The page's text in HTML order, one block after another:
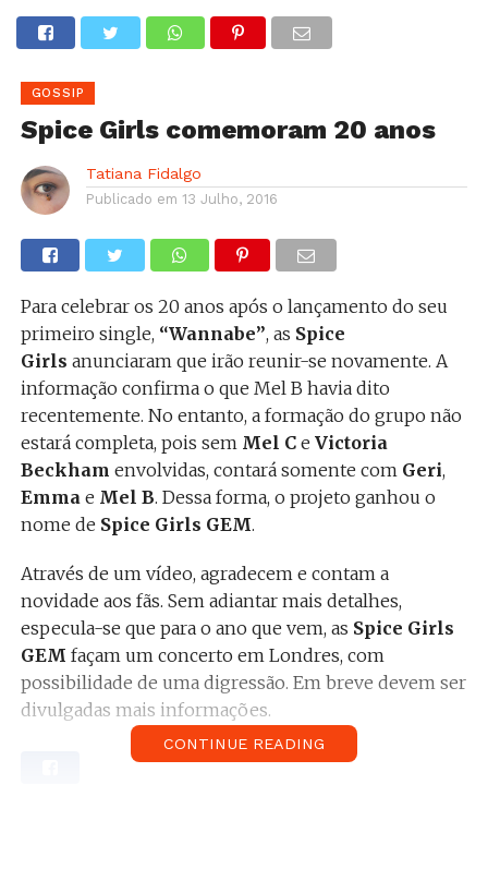
GOSSIP
Spice Girls comemoram 20 anos
Tatiana Fidalgo
Publicado em 13 Julho, 2016
Para celebrar os 20 anos após o lançamento do seu
primeiro single, “Wannabe”, as Spice
Girls anunciaram que irão reunir-se novamente. A
informação confirma o que Mel B havia dito
recentemente. No entanto, a formação do grupo não
estará completa, pois sem Mel Ce Victoria
Beckham envolvidas, contará somente com Geri,
Emmae Mel B. Dessa forma, o projeto ganhou o
nome de Spice Girls GEM.
Através de um vídeo, agradecem e contam a
novidade aos fãs. Sem adiantar mais detalhes,
especula-se que para o ano que vem, as Spice Girls
GEM façam um concerto em Londres, com
possibilidade de uma digressão. Em breve devem ser
divulgadas mais informações.
CONTINUE READING